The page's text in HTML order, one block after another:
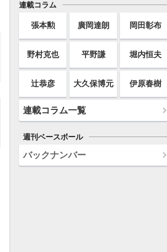
連載コラム
張本勲 廣岡達朗 岡田彰布
野村克也 平野謙 堀内恒夫
辻恭彦 大久保博元 伊原春樹
連載コラム一覧
週刊ベースボール
バックナンバー